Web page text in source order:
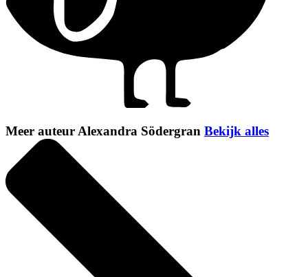
Meer auteur Alexandra Södergran Bekijk alles